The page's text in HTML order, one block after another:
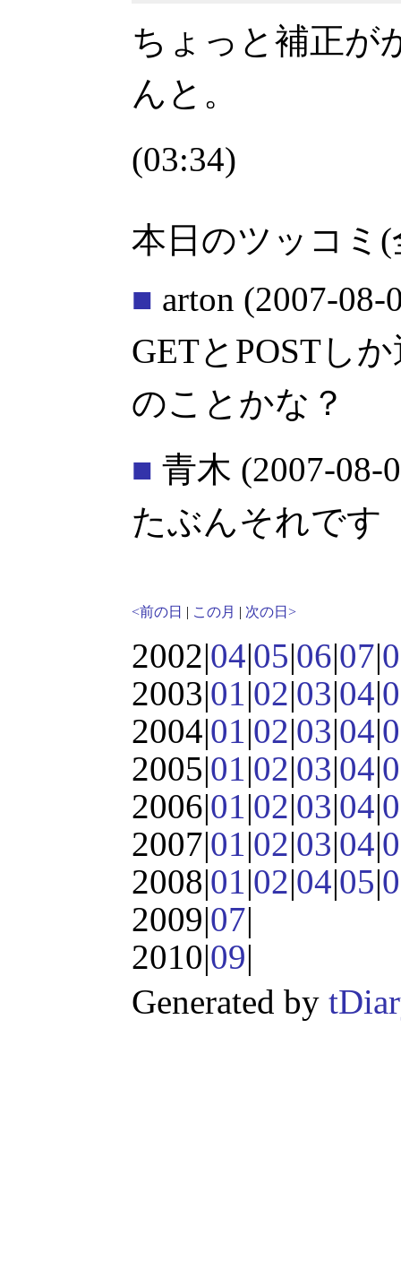
ちょっと補正が
んと。
(03:34)
本日のツッコミ(
■ arton (2007-08-
GETとPOSTし
のことかな？
■ 青木 (2007-08-
たぶんそれです
<前の日 | この月 | 次の日>
2002|04|05|06|07|
2003|01|02|03|04|
2004|01|02|03|04|
2005|01|02|03|04|
2006|01|02|03|04|
2007|01|02|03|04|
2008|01|02|04|05|
2009|07|
2010|09|
Generated by